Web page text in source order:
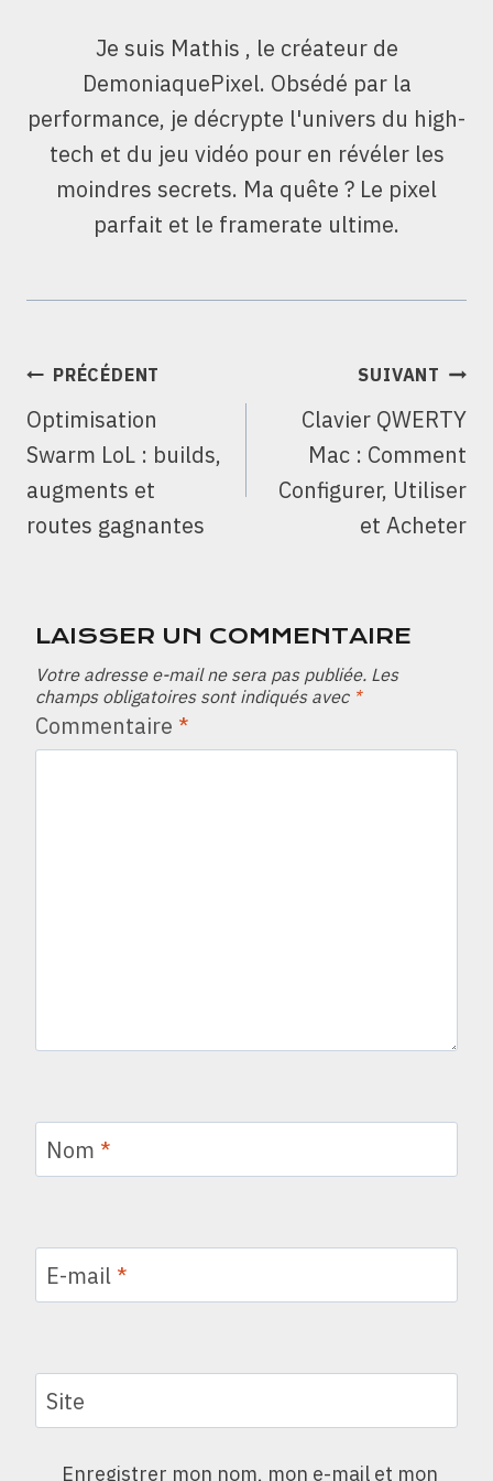
Je suis Mathis , le créateur de
DemoniaquePixel. Obsédé par la
performance, je décrypte l'univers du high-
tech et du jeu vidéo pour en révéler les
moindres secrets. Ma quête ? Le pixel
parfait et le framerate ultime.
NAVIGATION
L’ARTICLE
PRÉCÉDENT
Optimisation
Swarm LoL : builds,
augments et
routes gagnantes
SUIVANT
Clavier QWERTY
Mac : Comment
Configurer, Utiliser
et Acheter
LAISSER UN COMMENTAIRE
Votre adresse e-mail ne sera pas publiée. Les
champs obligatoires sont indiqués avec *
Commentaire *
Nom *
E-mail *
Site
Enregistrer mon nom, mon e-mail et mon